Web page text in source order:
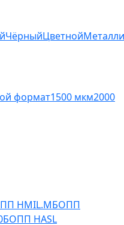
ЧёрныйЦветной
формат1500 мкм2000
HMIL.MБОПП
БОПП HASL